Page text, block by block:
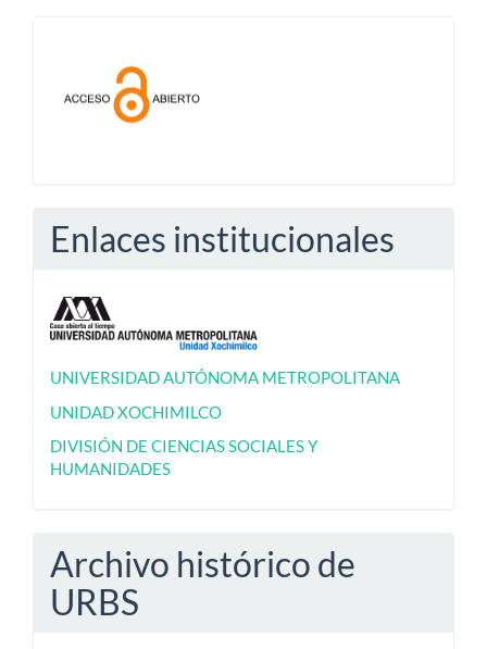
abierto
Enlaces institucionales
UNIVERSIDAD AUTÓNOMA METROPOLITANA
UNIDAD XOCHIMILCO
DIVISIÓN DE CIENCIAS SOCIALES Y
HUMANIDADES
Archivo histórico de
URBS